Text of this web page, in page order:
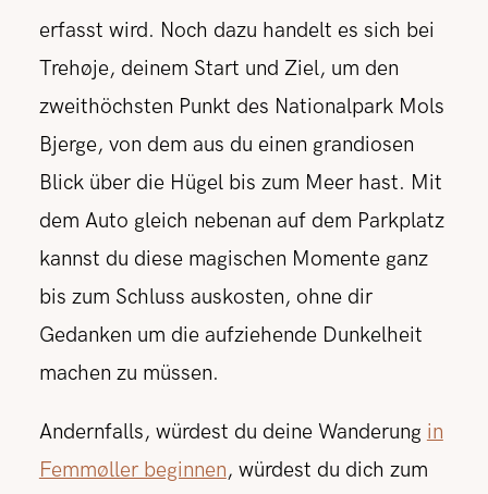
erfasst wird. Noch dazu handelt es sich bei
Trehøje, deinem Start und Ziel, um den
zweithöchsten Punkt des Nationalpark Mols
Bjerge, von dem aus du einen grandiosen
Blick über die Hügel bis zum Meer hast. Mit
dem Auto gleich nebenan auf dem Parkplatz
kannst du diese magischen Momente ganz
bis zum Schluss auskosten, ohne dir
Gedanken um die aufziehende Dunkelheit
machen zu müssen.
Andernfalls, würdest du deine Wanderung in
Femmøller beginnen, würdest du dich zum